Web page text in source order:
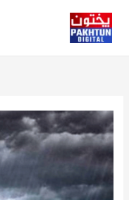
content